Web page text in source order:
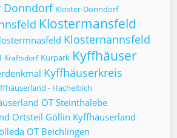
Donndorf Kloster-Donndorf
Klostermansfeld
Klosternannsfeld
Kraftsdorf Kurpark Kyffhäuser
Kyffhäuserkreis
- Hachelbich
OT Steinthalebe
Ortsteil Göllin Kyffhäuserland
OT Beichlingen